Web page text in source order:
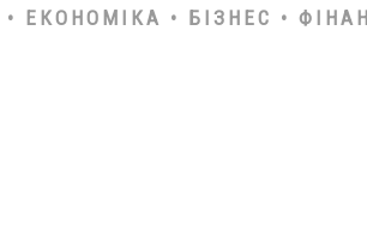
ЕКОНОМІКА • БІЗНЕС •